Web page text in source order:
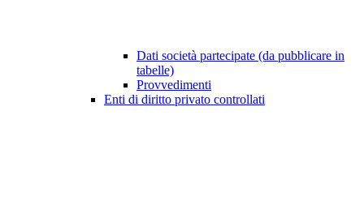
Dati società partecipate (da pubblicare in
tabelle)
Provvedimenti
Enti di diritto privato controllati